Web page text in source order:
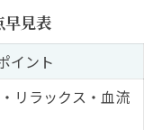
早見表
イント
リラックス・血流